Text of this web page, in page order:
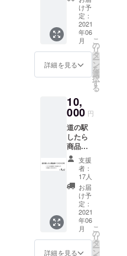
フラン
ク300
ｇ）×
２】 お
礼のお
手紙
便】、
お礼の
お手紙
鹿モモ
ブロッ
ク
500g 鹿
ス
250g×
２ 鹿
ジャー
キー
40g×２
鹿ソー
セー
ジ
200g（
40g×
５） 鹿
ハム
（ス
ネ）
60g
け予
定：
2021
年06
月
詳細を見る
こ
の
リ
タ
ー
ン
を
選
択
す
る
10,
000 円
道の駅
したら
商品券
10000
円分
（1000
円×10
枚）、
お礼の
お手紙
商品券
有効期
限：
2022年
支援
者：
17人
お届
け予
定：
2021
年06
月
詳細を見る
こ
の
リ
タ
ー
ン